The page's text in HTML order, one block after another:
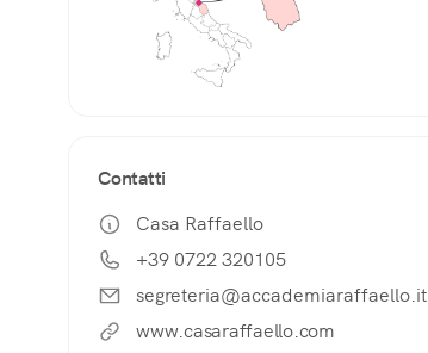
Contatti
Casa Raffaello
+39 0722 320105
segreteria@accademiaraffaello.it
www.casaraffaello.com